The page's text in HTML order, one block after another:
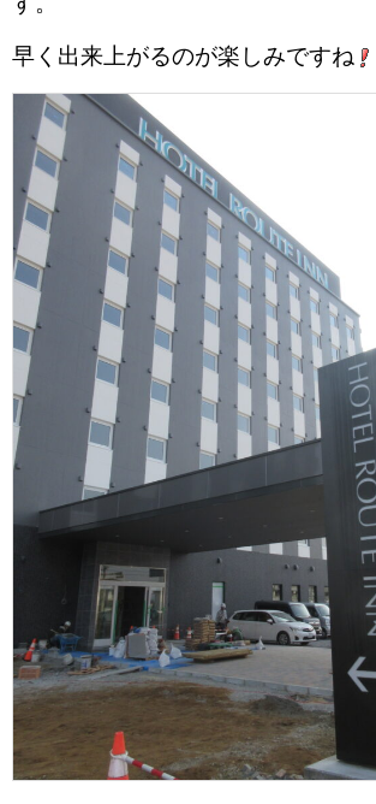
早く出来上がるのが楽しみですね